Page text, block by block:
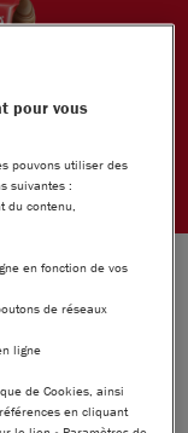
pour vous
pouvons utiliser des
suivantes :
du contenu,
en fonction de vos
de réseaux
ligne
de Cookies, ainsi
en cliquant